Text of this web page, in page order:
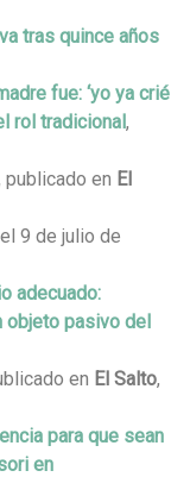
tras quince años
fue: ‘yo ya crié
rol tradicional,
publicado en El
el 9 de julio de
adecuado:
objeto pasivo del
en El Salto,
para que sean
en